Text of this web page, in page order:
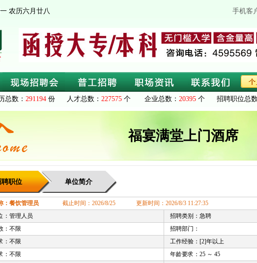
农历六月廿八 手机客
总数： 291194 份 人才总数： 227575 个 企业总数： 20395 个 招聘职位总数
福宴满堂上门酒席
聘职位 单位简介
：餐饮管理员 截止时间：2026/8/25 更新时间：2026/8/3 11:27:35
：管理人员
招聘类别：急聘
：不限
招聘部门：
：不限
工作经验：[2]年以上
：不限
年龄要求：25 ～ 45